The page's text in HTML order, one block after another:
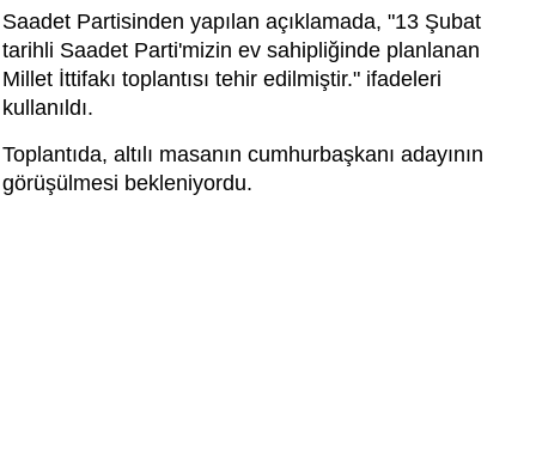
Saadet Partisinden yapılan açıklamada, "13 Şubat
tarihli Saadet Parti'mizin ev sahipliğinde planlanan
Millet İttifakı toplantısı tehir edilmiştir." ifadeleri
kullanıldı.
Toplantıda, altılı masanın cumhurbaşkanı adayının
görüşülmesi bekleniyordu.